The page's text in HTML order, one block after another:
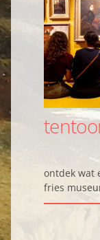
ontdek wat
fries